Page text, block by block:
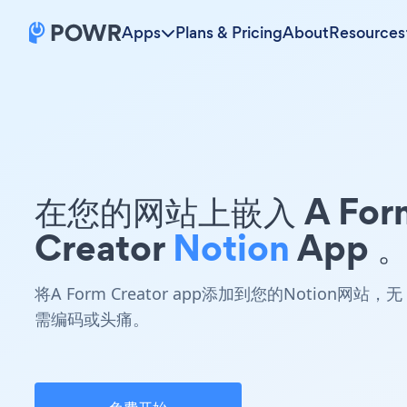
Apps Plans & PricingAboutResources
在您的网站上嵌入 A
CreatorNotionApp
将A Form Creator app添加到您的Notion网站，无
需编码或头痛。